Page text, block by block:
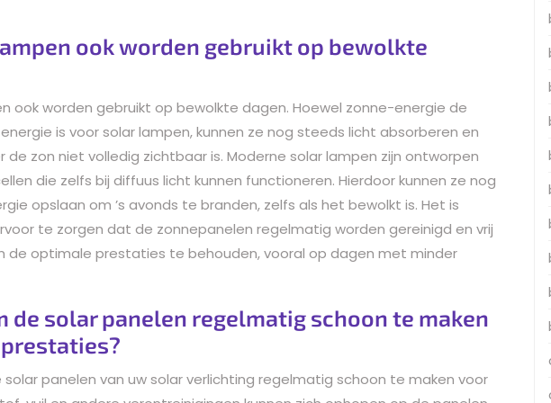
ook worden gebruikt op bewolkte
ook worden gebruikt op bewolkte dagen. Hoewel zonne-energie de
is voor solar lampen, kunnen ze nog steeds licht absorberen en
de zon niet volledig zichtbaar is. Moderne solar lampen zijn ontworpen
die zelfs bij diffuus licht kunnen functioneren. Hierdoor kunnen ze nog
opslaan om ’s avonds te branden, zelfs als het bewolkt is. Het is
te zorgen dat de zonnepanelen regelmatig worden gereinigd en vrij
de optimale prestaties te behouden, vooral op dagen met minder
de solar panelen regelmatig schoon te maken
solar panelen van uw solar verlichting regelmatig schoon te maken voor